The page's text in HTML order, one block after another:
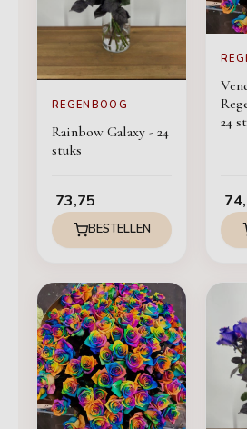
REGENBOOG
Rainbow Galaxy - 24
stuks
73,75
BESTELLEN
24